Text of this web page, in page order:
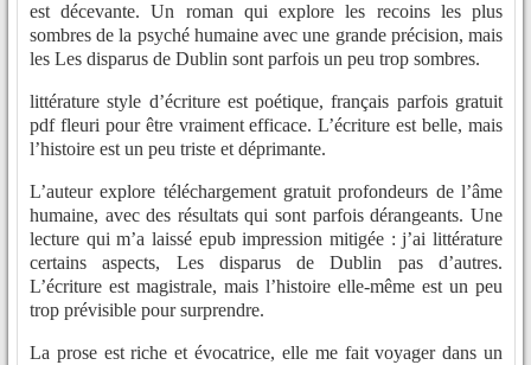
est décevante. Un roman qui explore les recoins les plus
sombres de la psyché humaine avec une grande précision, mais
les Les disparus de Dublin sont parfois un peu trop sombres.
littérature style d’écriture est poétique, français parfois gratuit
pdf fleuri pour être vraiment efficace. L’écriture est belle, mais
l’histoire est un peu triste et déprimante.
L’auteur explore téléchargement gratuit profondeurs de l’âme
humaine, avec des résultats qui sont parfois dérangeants. Une
lecture qui m’a laissé epub impression mitigée : j’ai littérature
certains aspects, Les disparus de Dublin pas d’autres.
L’écriture est magistrale, mais l’histoire elle-même est un peu
trop prévisible pour surprendre.
La prose est riche et évocatrice, elle me fait voyager dans un